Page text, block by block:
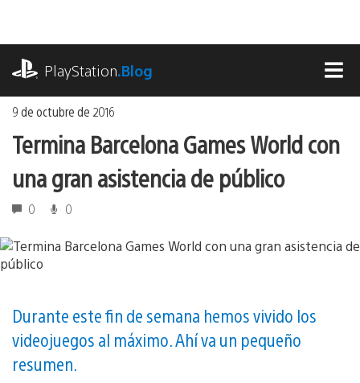
contenido
PlayStation.Blog
9 de octubre de 2016
Termina Barcelona Games World con
una gran asistencia de público
0 0
Durante este fin de semana hemos vivido los
videojuegos al máximo. Ahí va un pequeño
resumen.